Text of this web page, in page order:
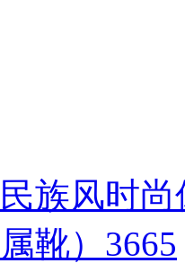
族风时
靴）3665